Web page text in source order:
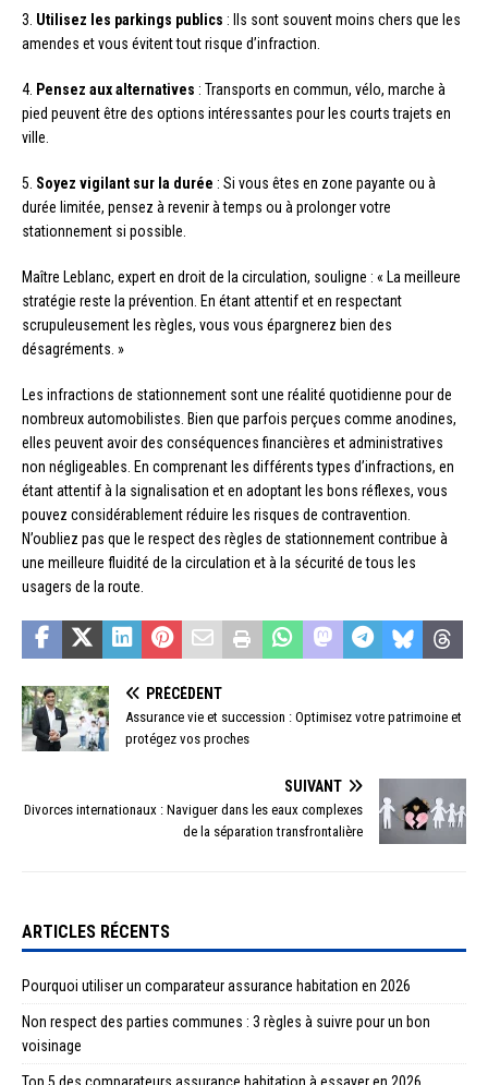
3. Utilisez les parkings publics : Ils sont souvent moins chers que les
amendes et vous évitent tout risque d’infraction.
4. Pensez aux alternatives : Transports en commun, vélo, marche à
pied peuvent être des options intéressantes pour les courts trajets en
ville.
5. Soyez vigilant sur la durée : Si vous êtes en zone payante ou à
durée limitée, pensez à revenir à temps ou à prolonger votre
stationnement si possible.
Maître Leblanc, expert en droit de la circulation, souligne : « La meilleure
stratégie reste la prévention. En étant attentif et en respectant
scrupuleusement les règles, vous vous épargnerez bien des
désagréments. »
Les infractions de stationnement sont une réalité quotidienne pour de
nombreux automobilistes. Bien que parfois perçues comme anodines,
elles peuvent avoir des conséquences financières et administratives
non négligeables. En comprenant les différents types d’infractions, en
étant attentif à la signalisation et en adoptant les bons réflexes, vous
pouvez considérablement réduire les risques de contravention.
N’oubliez pas que le respect des règles de stationnement contribue à
une meilleure fluidité de la circulation et à la sécurité de tous les
usagers de la route.
PRÉCÉDENT
Assurance vie et succession : Optimisez votre patrimoine et
protégez vos proches
SUIVANT
Divorces internationaux : Naviguer dans les eaux complexes
de la séparation transfrontalière
ARTICLES RÉCENTS
Pourquoi utiliser un comparateur assurance habitation en 2026
Non respect des parties communes : 3 règles à suivre pour un bon
voisinage